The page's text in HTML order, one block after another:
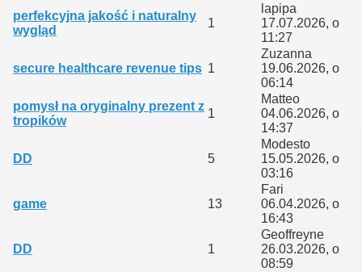
perfekcyjna jakość i naturalny
wygląd
1
lapipa
17.07.2026, o
11:27
secure healthcare revenue tips 1
Zuzanna
19.06.2026, o
06:14
pomysł na oryginalny prezent z
tropików
1
Matteo
04.06.2026, o
14:37
DD 5
Modesto
15.05.2026, o
03:16
game 13
Fari
06.04.2026, o
16:43
DD 1
Geoffreyne
26.03.2026, o
08:59
Klubu